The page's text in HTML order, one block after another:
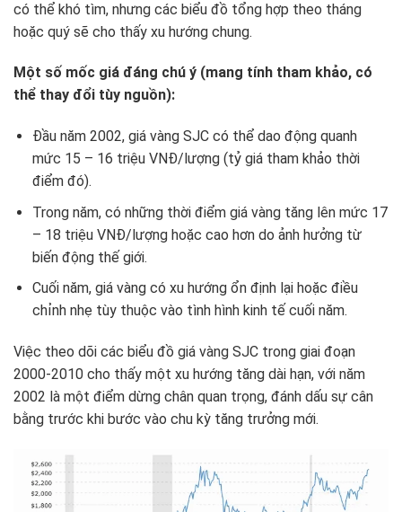
có thể khó tìm, nhưng các biểu đồ tổng hợp theo tháng
hoặc quý sẽ cho thấy xu hướng chung.
Một số mốc giá đáng chú ý (mang tính tham khảo, có
thể thay đổi tùy nguồn):
Đầu năm 2002, giá vàng SJC có thể dao động quanh
mức 15 – 16 triệu VNĐ/lượng (tỷ giá tham khảo thời
điểm đó).
Trong năm, có những thời điểm giá vàng tăng lên mức 17
– 18 triệu VNĐ/lượng hoặc cao hơn do ảnh hưởng từ
biến động thế giới.
Cuối năm, giá vàng có xu hướng ổn định lại hoặc điều
chỉnh nhẹ tùy thuộc vào tình hình kinh tế cuối năm.
Việc theo dõi các biểu đồ giá vàng SJC trong giai đoạn
2000-2010 cho thấy một xu hướng tăng dài hạn, với năm
2002 là một điểm dừng chân quan trọng, đánh dấu sự cân
bằng trước khi bước vào chu kỳ tăng trưởng mới.